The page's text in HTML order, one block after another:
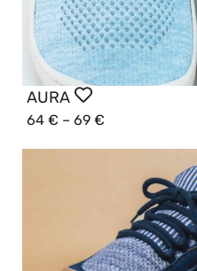
AURA
64 € – 69 €